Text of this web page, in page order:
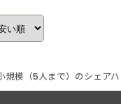
規模（5人まで）のシェア